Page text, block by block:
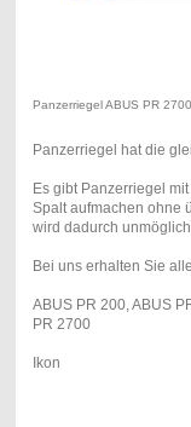
Panzerriegel ABUS PR
Panzerriegel hat die
Es gibt Panzerriegel
Spalt aufmachen ohne
wird dadurch
Bei uns erhalten Sie
ABUS PR 200, ABUS
PR 2700
Ikon